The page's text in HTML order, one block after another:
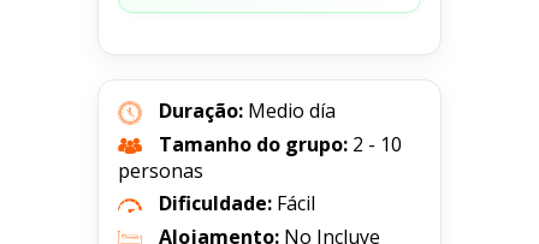
Duração: Medio día
Tamanho do grupo: 2 - 10
personas
Dificuldade: Fácil
Alojamento: No Incluye